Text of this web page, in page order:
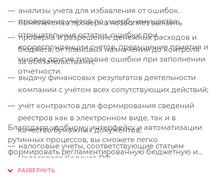
анализы учёта для избавления от ошибок.
Комплексная проверка позволяет выявить
отрицательные остатки, ошибки при
корреспонденции счетов, превышение приятия и
многие другие типовые ошибки при заполнении
отчётности.
проведение учётов по ущербу имущества;
проверка и разрешение денежных расходов и
бюджета, от плановых назначений до контроля
за обязательствами;
выдачу финансовых результатов деятельности
компании с учётом всех сопутствующих действий;
учёт контрактов для формирования сведений
реестров как в электронном виде, так и в
качестве бумажных документов;
налоговые учёты, соответствующие статьям
Налогового Кодекса РФ.
Благодаря удобному интерфейсу и автоматизации
рутинных процессов, вы сможете легко
формировать регламентированную бюджетную и